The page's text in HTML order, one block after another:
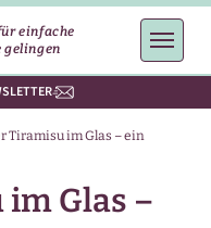
einfache
gelingen
Tiramisu im Glas – ein
Glas –